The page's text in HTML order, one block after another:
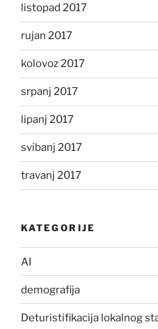
listopad 2017
rujan 2017
kolovoz 2017
srpanj 2017
lipanj 2017
svibanj 2017
travanj 2017
KATEGORIJE
AI
demografija
Deturistifikacija lokalnog